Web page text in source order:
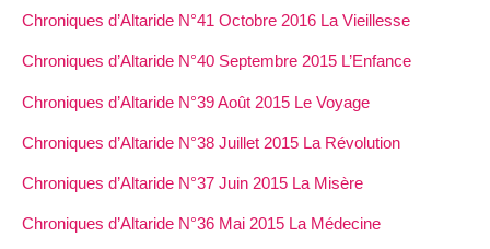
Chroniques d’Altaride N°41 Octobre 2016 La Vieillesse
Chroniques d’Altaride N°40 Septembre 2015 L’Enfance
Chroniques d’Altaride N°39 Août 2015 Le Voyage
Chroniques d’Altaride N°38 Juillet 2015 La Révolution
Chroniques d’Altaride N°37 Juin 2015 La Misère
Chroniques d’Altaride N°36 Mai 2015 La Médecine